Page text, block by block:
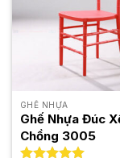
thể
được
chọn
trên
GHẾ NHỰA
Ghế Nhựa Đúc
Chồng 3005